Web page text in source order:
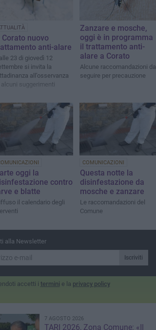
Corato nuovo
anti-alare
23 di giovedì 12
si invita la
all’osservanza
alcuni suggerimenti
Zanzare e mosche,
oggi è in programma
il trattamento anti-
alare a Corato
Alcune raccomandazioni da
seguire per precauzione
oggi la
contro
e blatte
il calendario degli
COMUNICAZIONI
Questa notte la
disinfestazione da
mosche e zanzare
Le raccomandazioni del
Comune
alla Newsletter
Iscriviti
accetti i termini e la privacy policy
7 AGOSTO 2026
TARI 2026, Zona Comune: «Il